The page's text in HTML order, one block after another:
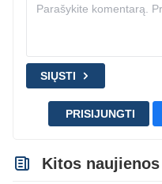
SIŲSTI
PRISIJUNGTI
Kitos naujienos